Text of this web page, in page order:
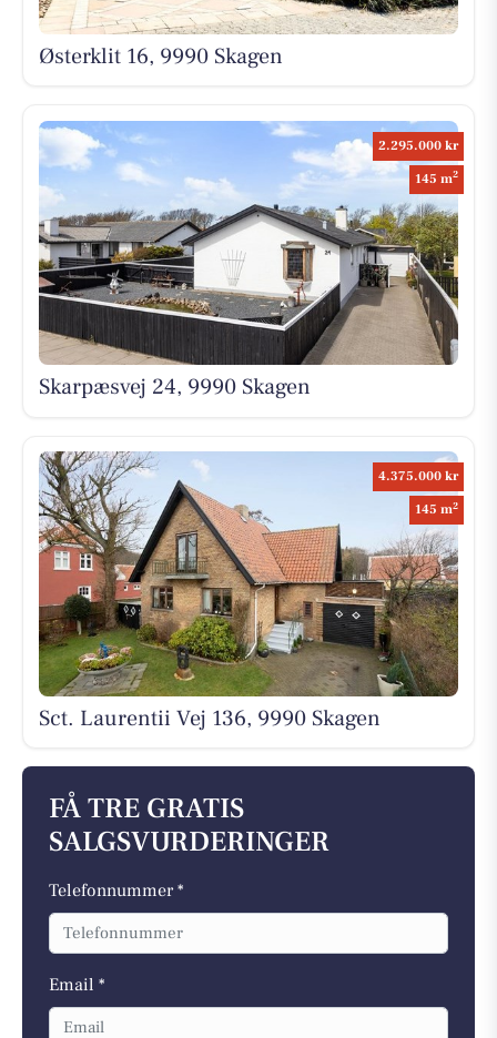
Østerklit 16, 9990 Skagen
2.295.000 kr
145 m2
Skarpæsvej 24, 9990 Skagen
4.375.000 kr
145 m2
Sct. Laurentii Vej 136, 9990 Skagen
FÅ TRE GRATIS
SALGSVURDERINGER
Telefonnummer *
Email *